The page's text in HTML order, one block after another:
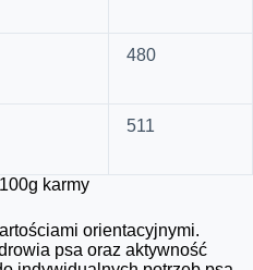
480
511
karmy
orientacyjnymi.
psa oraz aktywność